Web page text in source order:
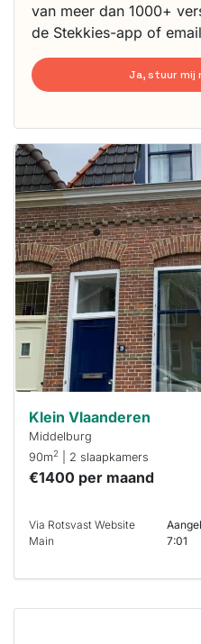
van meer dan 1000+
de Stekkies-app of
Ja, stuur mij
Deze woning
is
waarschijnlijk
al verhuurd
Om kans te
maken moet je
binnen 15
minuten
reageren.
Stekkies helpt
je hierbij!
Klein Vlaanderen
Middelburg
90m2 | 2 slaapkamers
€1400 per maand
Via Rotsvast Website
Main
7:01